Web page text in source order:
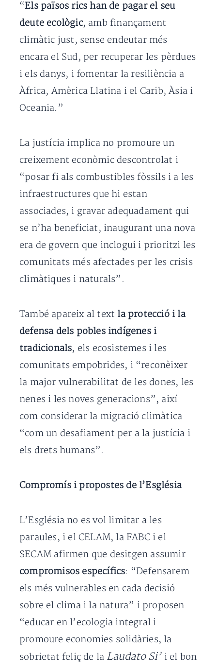
“Els països rics han de pagar el seu
deute ecològic, amb finançament
climàtic just, sense endeutar més
encara el Sud, per recuperar les pèrdues
i els danys, i fomentar la resiliència a
Àfrica, Amèrica Llatina i el Carib, Àsia i
Oceania.”
La justícia implica no promoure un
creixement econòmic descontrolat i
“posar fi als combustibles fòssils i a les
infraestructures que hi estan
associades, i gravar adequadament qui
se n’ha beneficiat, inaugurant una nova
era de govern que inclogui i prioritzi les
comunitats més afectades per les crisis
climàtiques i naturals”.
També apareix al text la protecció i la
defensa dels pobles indígenes i
tradicionals, els ecosistemes i les
comunitats empobrides, i “reconèixer
la major vulnerabilitat de les dones, les
nenes i les noves generacions”, així
com considerar la migració climàtica
“com un desafiament per a la justícia i
els drets humans”.
Compromís i propostes de l’Església
L’Església no es vol limitar a les
paraules, i el CELAM, la FABC i el
SECAM afirmen que desitgen assumir
compromisos específics: “Defensarem
els més vulnerables en cada decisió
sobre el clima i la natura” i proposen
“educar en l’ecologia integral i
promoure economies solidàries, la
sobrietat feliç de la Laudato Si’i el bon